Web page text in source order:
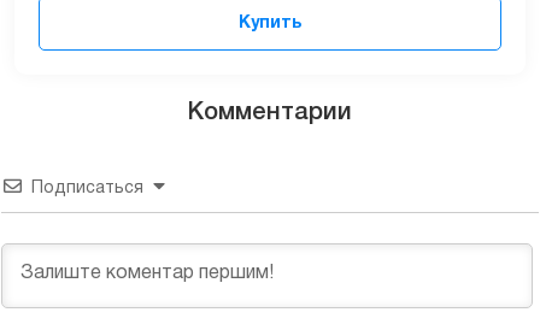
Купить
Комментарии
Подписаться